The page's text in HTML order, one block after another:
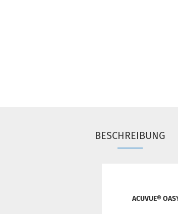
BESCHREIBUNG
ACUVUE®